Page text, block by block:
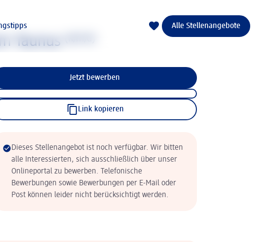
Alle Stellenangebote
Taunus
Jetzt bewerben
Link kopieren
Dieses Stellenangebot ist noch verfügbar. Wir bitten
alle Interessierten, sich ausschließlich über unser
Onlineportal zu bewerben. Telefonische
Bewerbungen sowie Bewerbungen per E-Mail oder
Post können leider nicht berücksichtigt werden.